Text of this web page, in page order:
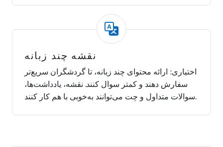
نقشه چند زبانه
اختیاری: ارائه محتوای چند زبانه، تا گردشگران سریع‌تر
سفارش دهند و کمتر سوال کنند. نقشه، یادداشت‌ها،
سوالات متداول و چت می‌توانند به‌خوبی با هم کار کنند.